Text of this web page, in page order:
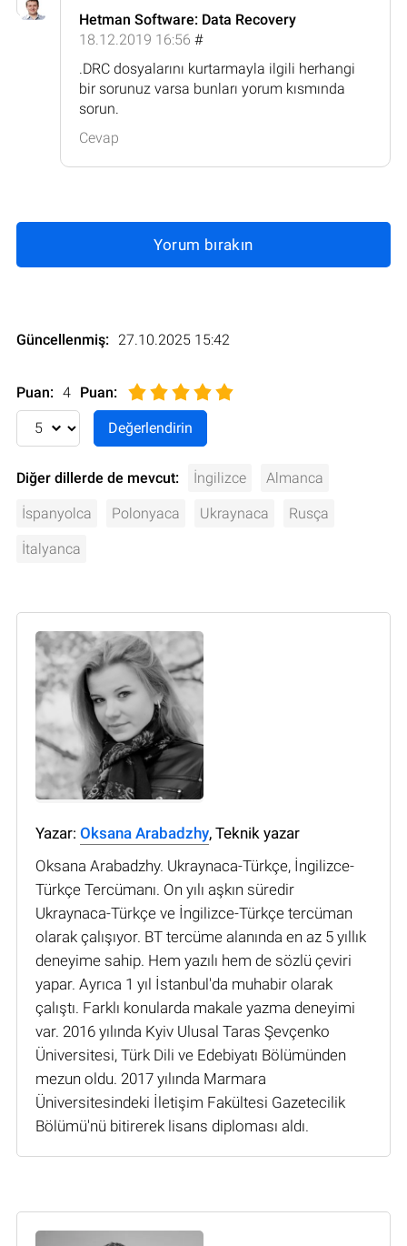
Hetman Software: Data Recovery
18.12.2019 16:56 #
.DRC dosyalarını kurtarmayla ilgili herhangi
bir sorunuz varsa bunları yorum kısmında
sorun.
Cevap
Yorum bırakın
Güncellenmiş: 27.10.2025 15:42
Puan: 4 Puan:
Diğer dillerde de mevcut: İngilizce Almanca
İspanyolca Polonyaca Ukraynaca Rusça
İtalyanca
Yazar: Oksana Arabadzhy, Teknik yazar
Oksana Arabadzhy. Ukraynaca-Türkçe, İngilizce-
Türkçe Tercümanı. On yılı aşkın süredir
Ukraynaca-Türkçe ve İngilizce-Türkçe tercüman
olarak çalışıyor. BT tercüme alanında en az 5 yıllık
deneyime sahip. Hem yazılı hem de sözlü çeviri
yapar. Ayrıca 1 yıl İstanbul'da muhabir olarak
çalıştı. Farklı konularda makale yazma deneyimi
var. 2016 yılında Kyiv Ulusal Taras Şevçenko
Üniversitesi, Türk Dili ve Edebiyatı Bölümünden
mezun oldu. 2017 yılında Marmara
Üniversitesindeki İletişim Fakültesi Gazetecilik
Bölümü'nü bitirerek lisans diploması aldı.